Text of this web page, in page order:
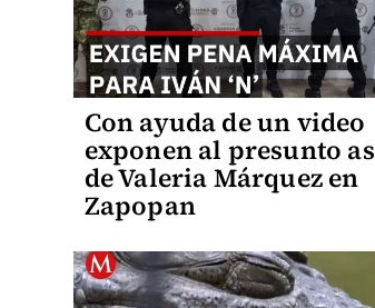
Con ayuda de un video
exponen al presunto
de Valeria Márquez en
Zapopan